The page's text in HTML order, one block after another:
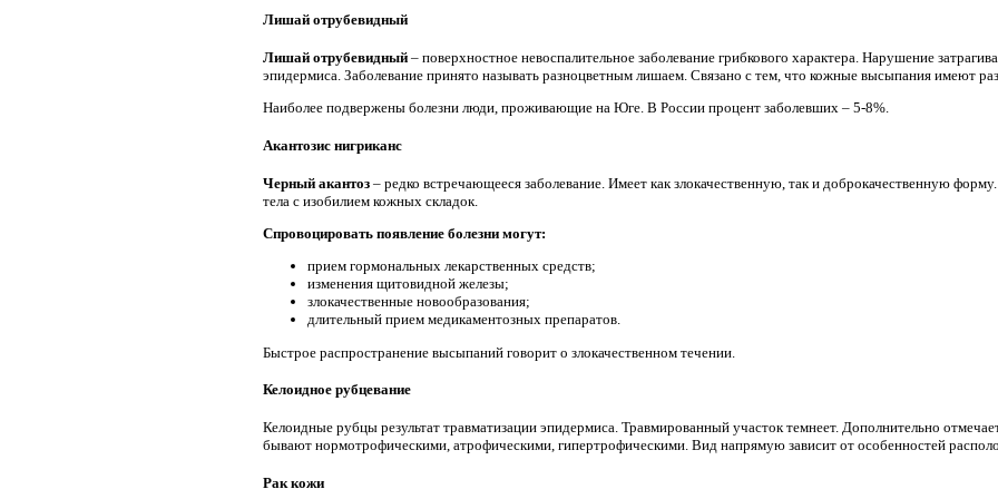
Лишай отрубевидный
Лишай отрубевидный – поверхностное невоспалительное заболевание грибкового характера. Нарушение
эпидермиса. Заболевание принято называть разноцветным лишаем. Связано с тем, что кожные высыпания имеют
Наиболее подвержены болезни люди, проживающие на Юге. В России процент заболевших – 5-8%.
Акантозис нигриканс
Черный акантоз – редко встречающееся заболевание. Имеет как злокачественную, так и доброкачественную
тела с изобилием кожных складок.
Спровоцировать появление болезни могут:
прием гормональных лекарственных средств;
изменения щитовидной железы;
злокачественные новообразования;
длительный прием медикаментозных препаратов.
Быстрое распространение высыпаний говорит о злокачественном течении.
Келоидное рубцевание
Келоидные рубцы результат травматизации эпидермиса. Травмированный участок темнеет. Дополнительно
бывают нормотрофическими, атрофическими, гипертрофическими. Вид напрямую зависит от особенностей
Рак кожи